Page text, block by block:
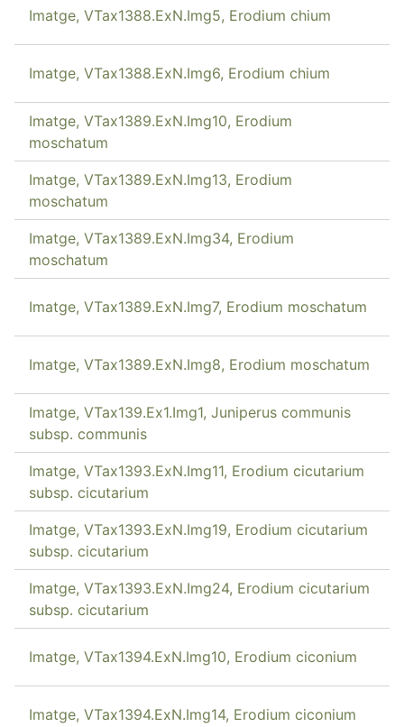
Imatge, VTax1388.ExN.Img5, Erodium chium
Imatge, VTax1388.ExN.Img6, Erodium chium
Imatge, VTax1389.ExN.Img10, Erodium
moschatum
Imatge, VTax1389.ExN.Img13, Erodium
moschatum
Imatge, VTax1389.ExN.Img34, Erodium
moschatum
Imatge, VTax1389.ExN.Img7, Erodium moschatum
Imatge, VTax1389.ExN.Img8, Erodium moschatum
Imatge, VTax139.Ex1.Img1, Juniperus communis
subsp. communis
Imatge, VTax1393.ExN.Img11, Erodium cicutarium
subsp. cicutarium
Imatge, VTax1393.ExN.Img19, Erodium cicutarium
subsp. cicutarium
Imatge, VTax1393.ExN.Img24, Erodium cicutarium
subsp. cicutarium
Imatge, VTax1394.ExN.Img10, Erodium ciconium
Imatge, VTax1394.ExN.Img14, Erodium ciconium